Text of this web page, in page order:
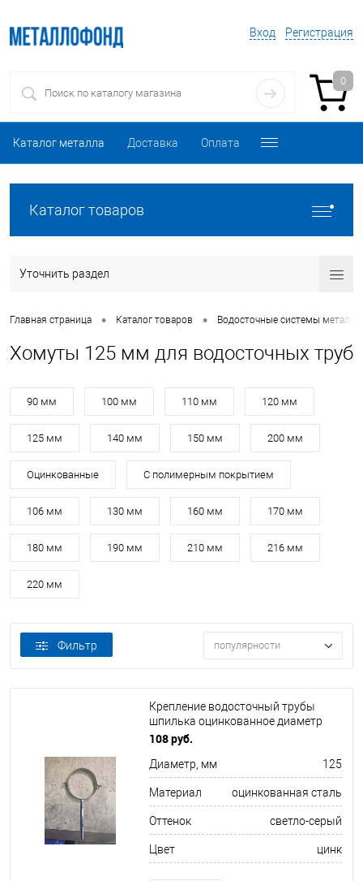
Вход Регистрация
0
Каталог металла Доставка Оплата
Каталог товаров
Уточнить раздел
Главная страница • Каталог товаров • Водосточные системы
Хомуты 125 мм для водосточных труб
90 мм 100 мм 110 мм 120 мм
125 мм 140 мм 150 мм 200 мм
Оцинкованные С полимерным покрытием
106 мм 130 мм 160 мм 170 мм
180 мм 190 мм 210 мм 216 мм
220 мм
Фильтр популярности
Крепление водосточный трубы
шпилька оцинкованное диаметр
125х10х250мм
108 руб.
Диаметр, мм 125
Материал оцинкованная сталь
Оттенок светло-серый
Цвет цинк